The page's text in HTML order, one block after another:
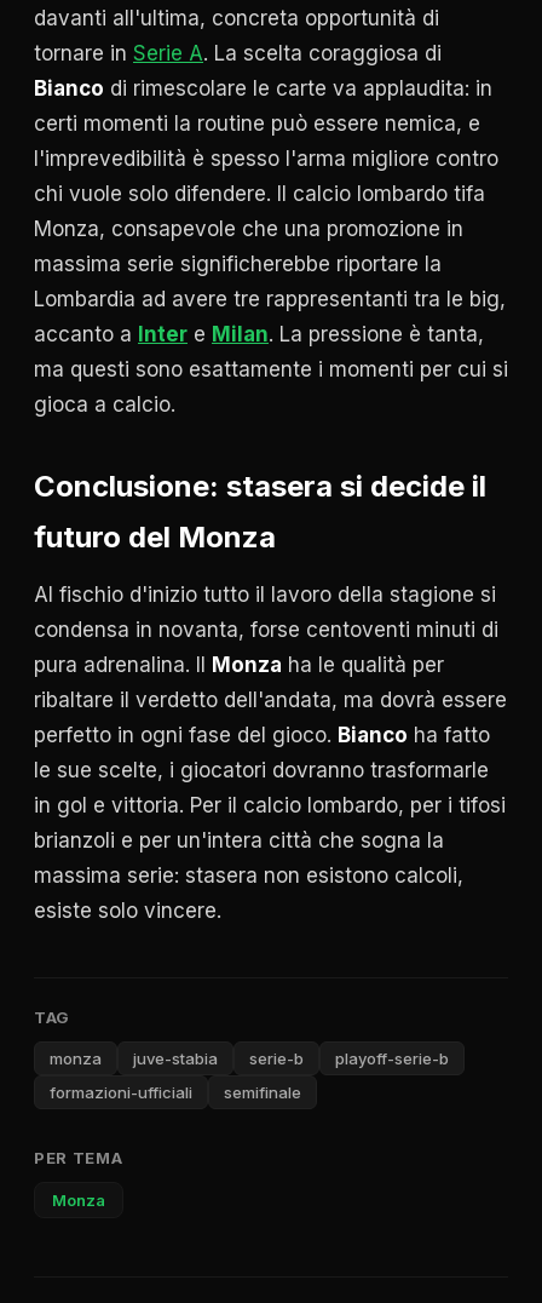
davanti all'ultima, concreta opportunità di
tornare in Serie A. La scelta coraggiosa di
Bianco di rimescolare le carte va applaudita: in
certi momenti la routine può essere nemica, e
l'imprevedibilità è spesso l'arma migliore contro
chi vuole solo difendere. Il calcio lombardo tifa
Monza, consapevole che una promozione in
massima serie significherebbe riportare la
Lombardia ad avere tre rappresentanti tra le big,
accanto a Inter e Milan. La pressione è tanta,
ma questi sono esattamente i momenti per cui si
gioca a calcio.
Conclusione: stasera si decide il
futuro del Monza
Al fischio d'inizio tutto il lavoro della stagione si
condensa in novanta, forse centoventi minuti di
pura adrenalina. Il Monza ha le qualità per
ribaltare il verdetto dell'andata, ma dovrà essere
perfetto in ogni fase del gioco. Bianco ha fatto
le sue scelte, i giocatori dovranno trasformarle
in gol e vittoria. Per il calcio lombardo, per i tifosi
brianzoli e per un'intera città che sogna la
massima serie: stasera non esistono calcoli,
esiste solo vincere.
TAG
monza juve-stabia serie-b
playoff-serie-b
formazioni-ufficiali
semifinale
PER TEMA
Monza